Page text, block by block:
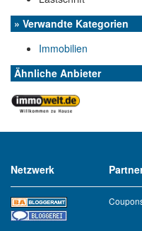
» Verwandte Kategorien
Immobilien
Ähnliche Anbieter
Netzwerk